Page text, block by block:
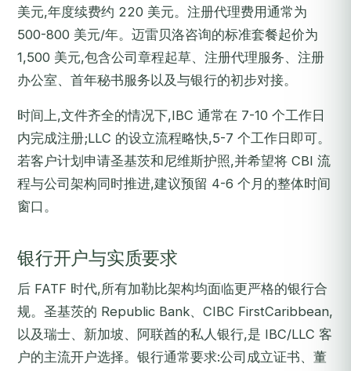
美元,年度续费约 220 美元。注册代理费用通常为
500-800 美元/年。迈雷贝洛咨询的标准套餐起价为
1,500 美元,包含公司章程起草、注册代理服务、注册
办公室、首年秘书服务以及与银行的初步对接。
时间上,文件齐全的情况下,IBC 通常在 7-10 个工作日
内完成注册;LLC 的设立流程略快,5-7 个工作日即可。
若客户计划申请圣基茨和尼维斯护照,并希望将 CBI 流
程与公司架构同时推进,建议预留 4-6 个月的整体时间
窗口。
银行开户与实质要求
后 FATF 时代,所有加勒比架构均面临更严格的银行合
规。圣基茨的 Republic Bank、CIBC FirstCaribbean,
以及瑞士、新加坡、阿联酋的私人银行,是 IBC/LLC 客
户的主流开户选择。银行通常要求:公司成立证书、董